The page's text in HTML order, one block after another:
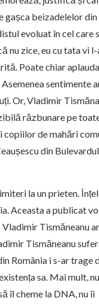
gașca beizadelelor din
evoluat în cel care
nu zice, eu cu tata vi
Poate chiar
sentimente
Or, Vladimir
răzbunare pe
copiilor de mahări
din Bulevardul
la un prieten.
Aceasta a publicat
Vladimir Tismăneanu
Tismăneanu
România i s-ar trage
sa. Mai mult,
îl cheme la DNA, nu îi